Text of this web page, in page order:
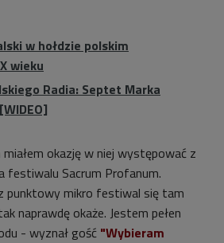
w hołdzie polskim
wieku
Radia: Septet Marka
miałem okazjęw niej występować z
festiwalu Sacrum Profanum.
punktowy mikro festiwal się tam
naprawdę okaże. Jestem pełen
- wyznał gość "Wybieram